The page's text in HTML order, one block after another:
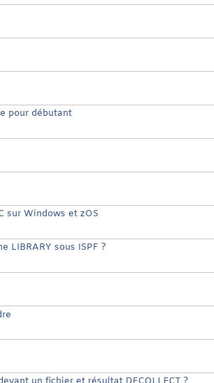
pour débutant
sur Windows et zOS
LIBRARY sous ISPF ?